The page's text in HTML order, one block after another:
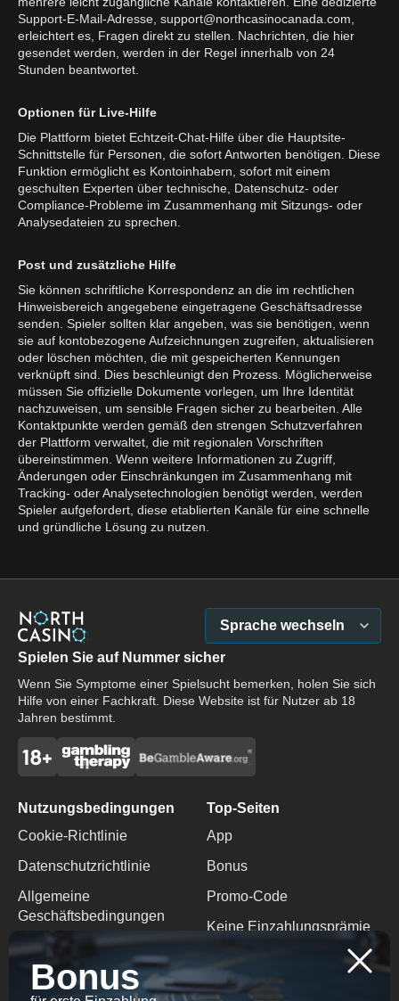
Support-E-Mail-Adresse, support@northcasinocanada.com
erleichtert es, Fragen direkt zu stellen. Nachrichten, die hier
gesendet werden, werden in der Regel innerhalb von 24
Stunden beantwortet.
Optionen für Live-Hilfe
Die Plattform bietet Echtzeit-Chat-Hilfe über die Hauptsite-
Schnittstelle für Personen, die sofort Antworten benötigen. Diese
Funktion ermöglicht es Kontoinhabern, sofort mit einem
geschulten Experten über technische, Datenschutz- oder
Compliance-Probleme im Zusammenhang mit Sitzungs- oder
Analysedateien zu sprechen.
Post und zusätzliche Hilfe
Sie können schriftliche Korrespondenz an die im rechtlichen
Hinweisbereich angegebene eingetragene Geschäftsadresse
senden. Spieler sollten klar angeben, was sie benötigen, wenn
sie auf kontobezogene Aufzeichnungen zugreifen, aktualisieren
oder löschen möchten, die mit gespeicherten Kennungen
verknüpft sind. Dies beschleunigt den Prozess. Möglicherweise
müssen Sie offizielle Dokumente vorlegen, um Ihre Identität
nachzuweisen, um sensible Fragen sicher zu bearbeiten. Alle
Kontaktpunkte werden gemäß den strengen Schutzverfahren
der Plattform verwaltet, die mit regionalen Vorschriften
übereinstimmen. Wenn weitere Informationen zu Zugriff,
Änderungen oder Einschränkungen im Zusammenhang mit
Tracking- oder Analysetechnologien benötigt werden, werden
Spieler aufgefordert, diese etablierten Kanäle für eine schnelle
und gründliche Lösung zu nutzen.
Bonus
Spielen Sie auf Nummer sicher
Wenn Sie Symptome einer Spielsucht bemerken, holen Sie sich
Hilfe von einer Fachkraft. Diese Website ist für Nutzer ab 18
Jahren bestimmt.
Sprache wechseln
Nutzungsbedingungen
Cookie-Richtlinie
Datenschutzrichtlinie
Allgemeine
Geschäftsbedingungen
Verantwortungsvolles
Spielen
Top-Seiten
App
Bonus
Promo-Code
Keine Einzahlungsprämie